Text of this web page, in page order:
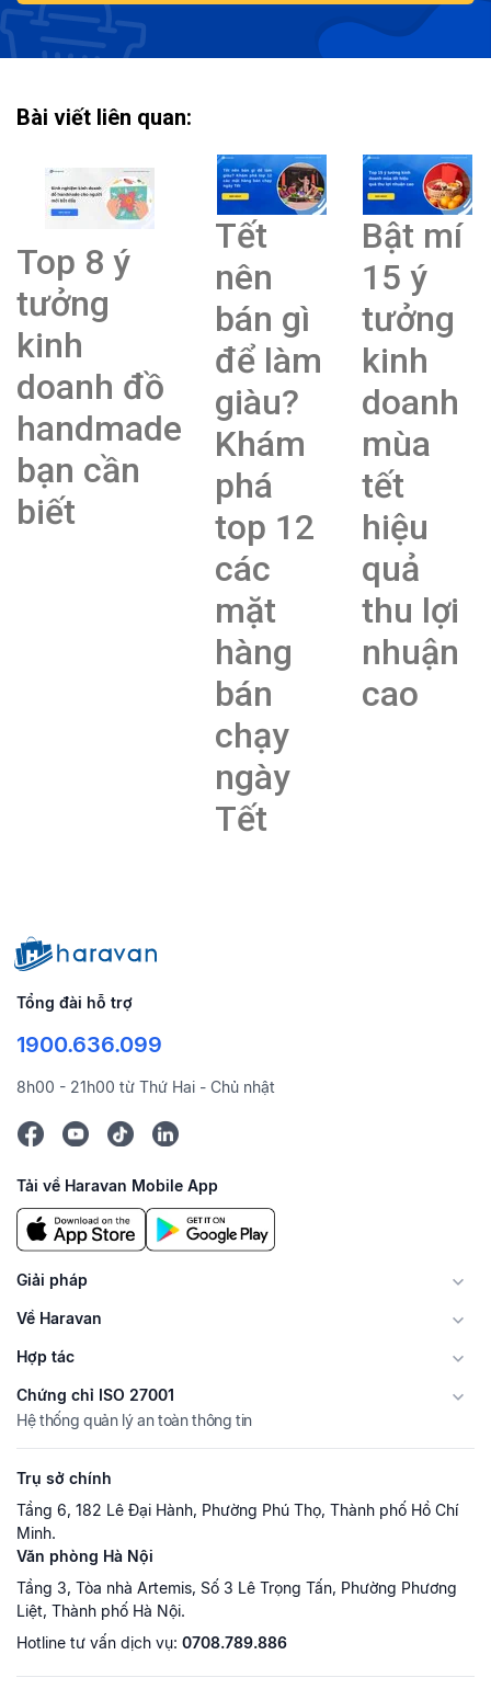
Bài viết liên quan:
Top 8 ý
tưởng
kinh
doanh đồ
handmade
bạn cần
biết
Tết
nên
bán gì
để làm
giàu?
Khám
phá
top 12
các
mặt
hàng
bán
chạy
ngày
Tết
Bật mí
15 ý
tưởng
kinh
doanh
mùa
tết
hiệu
quả
thu lợi
nhuận
cao
Tổng đài hỗ trợ
1900.636.099
8h00 - 21h00 từ Thứ Hai - Chủ nhật
Tải về Haravan Mobile App
Giải pháp
Về Haravan
Hợp tác
Chứng chỉ ISO 27001
Hệ thống quản lý an toàn thông tin
Trụ sở chính
Tầng 6, 182 Lê Đại Hành, Phường Phú Thọ, Thành phố Hồ Chí
Minh.
Văn phòng Hà Nội
Tầng 3, Tòa nhà Artemis, Số 3 Lê Trọng Tấn, Phường Phương
Liệt, Thành phố Hà Nội.
Hotline tư vấn dịch vụ: 0708.789.886